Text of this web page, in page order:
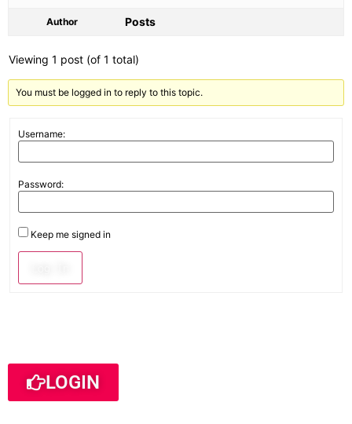
Author Posts
Viewing 1 post (of 1 total)
You must be logged in to reply to this topic.
Username:
Password:
Keep me signed in
LOGIN